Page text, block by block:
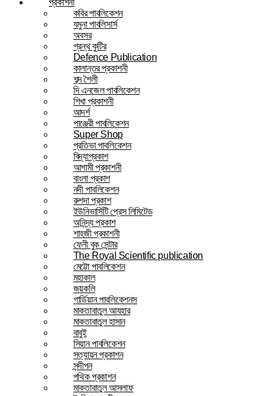
প্রকাশনী
কবির পাবলিকেশন
যমুনা পাবলিসার্স
অবসর
গ্রন্থ কুটির
Defence Publication
কালান্তর প্রকাশনী
শব্দ শৈলী
দি এনজেল পাবলিকেশন
শিখা প্রকাশনী
আদর্শ
পাঞ্জেরী পাবলিকেশন
Super Shop
প্রতিভা পাবলিকেশন
বিদ্যাপ্রকাশ
আগামী প্রকাশনী
বাংলা প্রকাশ
নদী পাবলিকেশন
রুশদা প্রকাশ
ইউনিভার্সিটি প্রেস লিমিটেড
অনিন্দ্য প্রকাশ
শাহজী প্রকাশনী
ফেনী বুক সেন্টার
The Royal Scientific publication
মেট্টো পাবলিকেশন
মহাকাল
জয়কলি
গার্ডিয়ান পাবলিকেশনস
মাকতাবাতুল আযহার
মাকতাবাতুল হাসান
বাবুই
সিয়ান পাবলিকেশন
সত্যায়ন প্রকাশন
সন্দীপন
পথিক প্রকাশন
মাকতাবাতুল আসলাফ